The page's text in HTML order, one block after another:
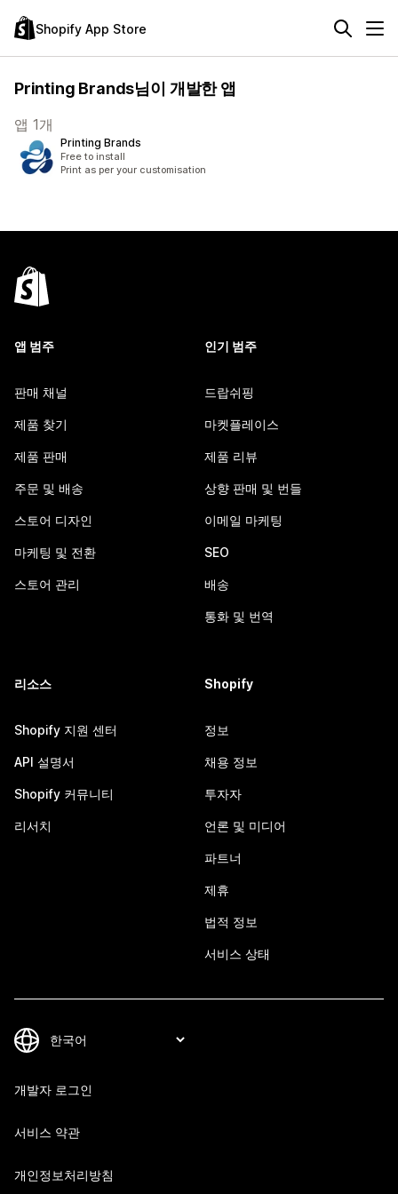
Shopify App Store
Printing Brands님이 개발한 앱
앱 1개
Printing Brands
Free to install
Print as per your customisation
앱 범주
판매 채널
제품 찾기
제품 판매
주문 및 배송
스토어 디자인
마케팅 및 전환
스토어 관리
인기 범주
드랍쉬핑
마켓플레이스
제품 리뷰
상향 판매 및 번들
이메일 마케팅
SEO
배송
통화 및 번역
리소스
Shopify 지원 센터
API 설명서
Shopify 커뮤니티
리서치
Shopify
정보
채용 정보
투자자
언론 및 미디어
파트너
제휴
법적 정보
서비스 상태
개발자 로그인
서비스 약관
개인정보처리방침